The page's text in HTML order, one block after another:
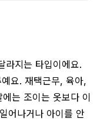
라지는 타입이에요.
예요. 재택근무, 육아,
는 조이는 옷보다 이
어나거나 아이를 안